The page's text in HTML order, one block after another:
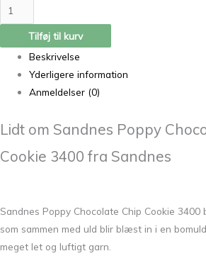
Tilføj til kurv
Beskrivelse
Yderligere information
Anmeldelser (0)
Lidt om Sandnes Poppy
Cookie 3400 fra Sandnes
Sandnes Poppy Chocolate Chip Cookie
som sammen med uld blir blæst in i en
meget let og luftigt garn.